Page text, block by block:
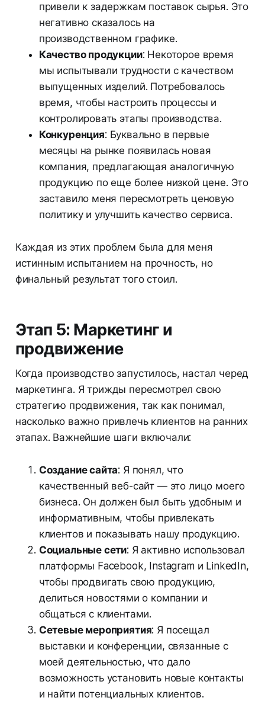
привели к задержкам поставок сырья. Это
негативно сказалось на
производственном графике.
Качество продукции: Некоторое время
мы испытывали трудности с качеством
выпущенных изделий. Потребовалось
время, чтобы настроить процессы и
контролировать этапы производства.
Конкуренция: Буквально в первые
месяцы на рынке появилась новая
компания, предлагающая аналогичную
продукцию по еще более низкой цене. Это
заставило меня пересмотреть ценовую
политику и улучшить качество сервиса.
Каждая из этих проблем была для меня
истинным испытанием на прочность, но
финальный результат того стоил.
Этап 5: Маркетинг и
продвижение
Когда производство запустилось, настал черед
маркетинга. Я трижды пересмотрел свою
стратегию продвижения, так как понимал,
насколько важно привлечь клиентов на ранних
этапах. Важнейшие шаги включали:
Создание сайта: Я понял, что
качественный веб-сайт — это лицо моего
бизнеса. Он должен был быть удобным и
информативным, чтобы привлекать
клиентов и показывать нашу продукцию.
Социальные сети: Я активно использовал
платформы Facebook, Instagram и LinkedIn,
чтобы продвигать свою продукцию,
делиться новостями о компании и
общаться с клиентами.
Сетевые мероприятия: Я посещал
выставки и конференции, связанные с
моей деятельностью, что дало
возможность установить новые контакты
и найти потенциальных клиентов.